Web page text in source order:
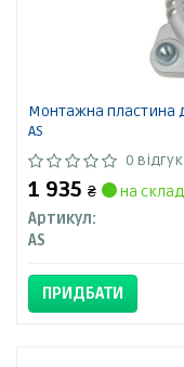
Монтажна пластина
AS
0
1 935 ₴
на
Артикул:
AS
ПРИДБАТИ